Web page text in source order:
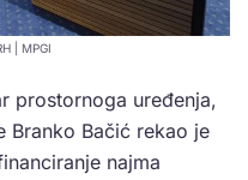
| MPGI
prostornoga uređenja,
Branko Bačić rekao je
najma